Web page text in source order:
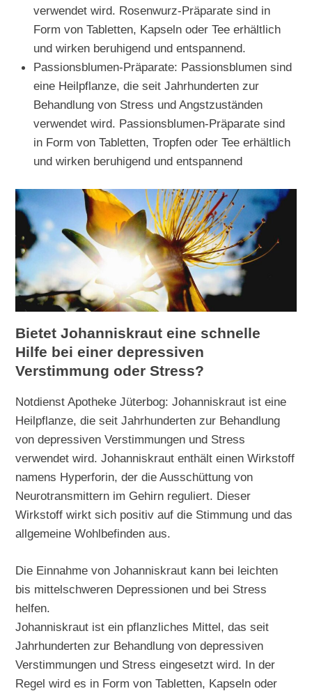
verwendet wird. Rosenwurz-Präparate sind in
Form von Tabletten, Kapseln oder Tee erhältlich
und wirken beruhigend und entspannend.
Passionsblumen-Präparate: Passionsblumen sind
eine Heilpflanze, die seit Jahrhunderten zur
Behandlung von Stress und Angstzuständen
verwendet wird. Passionsblumen-Präparate sind
in Form von Tabletten, Tropfen oder Tee erhältlich
und wirken beruhigend und entspannend
Bietet Johanniskraut eine schnelle
Hilfe bei einer depressiven
Verstimmung oder Stress?
Notdienst Apotheke Jüterbog: Johanniskraut ist eine
Heilpflanze, die seit Jahrhunderten zur Behandlung
von depressiven Verstimmungen und Stress
verwendet wird. Johanniskraut enthält einen Wirkstoff
namens Hyperforin, der die Ausschüttung von
Neurotransmittern im Gehirn reguliert. Dieser
Wirkstoff wirkt sich positiv auf die Stimmung und das
allgemeine Wohlbefinden aus.
Die Einnahme von Johanniskraut kann bei leichten
bis mittelschweren Depressionen und bei Stress
helfen.
Johanniskraut ist ein pflanzliches Mittel, das seit
Jahrhunderten zur Behandlung von depressiven
Verstimmungen und Stress eingesetzt wird. In der
Regel wird es in Form von Tabletten, Kapseln oder